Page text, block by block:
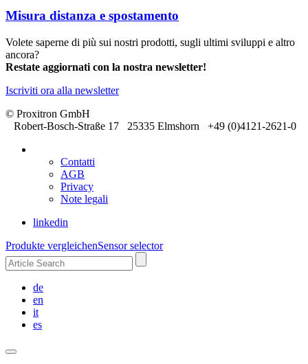
Misura distanza e spostamento
Volete saperne di più sui nostri prodotti, sugli ultimi sviluppi e altro
ancora?
Restate aggiornati con la nostra newsletter!
Iscriviti ora alla newsletter
© Proxitron GmbH
Robert-Bosch-Straße 17 25335 Elmshorn +49 (0)4121-2621-0
Contatti
AGB
Privacy
Note legali
linkedin
Produkte vergleichenSensor selector
de
en
it
es